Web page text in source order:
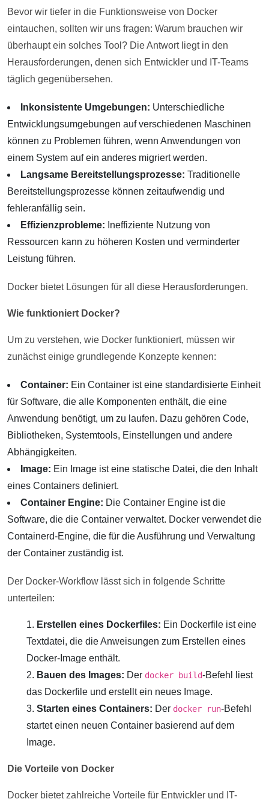
Bevor wir tiefer in die Funktionsweise von Docker
eintauchen, sollten wir uns fragen: Warum brauchen wir
überhaupt ein solches Tool? Die Antwort liegt in den
Herausforderungen, denen sich Entwickler und IT-Teams
täglich gegenübersehen.
Inkonsistente Umgebungen: Unterschiedliche
Entwicklungsumgebungen auf verschiedenen Maschinen
können zu Problemen führen, wenn Anwendungen von
einem System auf ein anderes migriert werden.
Langsame Bereitstellungsprozesse: Traditionelle
Bereitstellungsprozesse können zeitaufwendig und
fehleranfällig sein.
Effizienzprobleme: Ineffiziente Nutzung von
Ressourcen kann zu höheren Kosten und verminderter
Leistung führen.
Docker bietet Lösungen für all diese Herausforderungen.
Wie funktioniert Docker?
Um zu verstehen, wie Docker funktioniert, müssen wir
zunächst einige grundlegende Konzepte kennen:
Container: Ein Container ist eine standardisierte Einheit
für Software, die alle Komponenten enthält, die eine
Anwendung benötigt, um zu laufen. Dazu gehören Code,
Bibliotheken, Systemtools, Einstellungen und andere
Abhängigkeiten.
Image: Ein Image ist eine statische Datei, die den Inhalt
eines Containers definiert.
Container Engine: Die Container Engine ist die
Software, die die Container verwaltet. Docker verwendet die
Containerd-Engine, die für die Ausführung und Verwaltung
der Container zuständig ist.
Der Docker-Workflow lässt sich in folgende Schritte
unterteilen:
Erstellen eines Dockerfiles: Ein Dockerfile ist eine
Textdatei, die die Anweisungen zum Erstellen eines
Docker-Image enthält.
Bauen des Images: Der docker build-Befehl liest
das Dockerfile und erstellt ein neues Image.
Starten eines Containers: Der docker run-Befehl
startet einen neuen Container basierend auf dem
Image.
Die Vorteile von Docker
Docker bietet zahlreiche Vorteile für Entwickler und IT-